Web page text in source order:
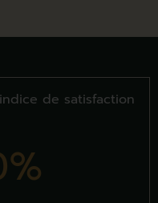
de satisfaction